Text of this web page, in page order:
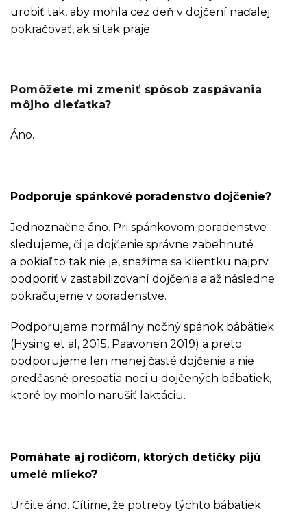
urobiť tak, aby mohla cez deň v dojčení naďalej
pokračovať, ak si tak praje.
Pomôžete mi zmeniť spôsob zaspávania
môjho dieťatka?
Áno.
Podporuje spánkové poradenstvo dojčenie?
Jednoznačne áno. Pri spánkovom poradenstve
sledujeme, či je dojčenie správne zabehnuté
a pokiaľ to tak nie je, snažíme sa klientku najprv
podporiť v zastabilizovaní dojčenia a až následne
pokračujeme v poradenstve.
Podporujeme normálny nočný spánok bábätiek
(Hysing et al, 2015, Paavonen 2019) a preto
podporujeme len menej časté dojčenie a nie
predčasné prespatia noci u dojčených bábätiek,
ktoré by mohlo narušiť laktáciu.
Pomáhate aj rodičom, ktorých detičky pijú
umelé mlieko?
Určite áno. Cítime, že potreby týchto bábätiek